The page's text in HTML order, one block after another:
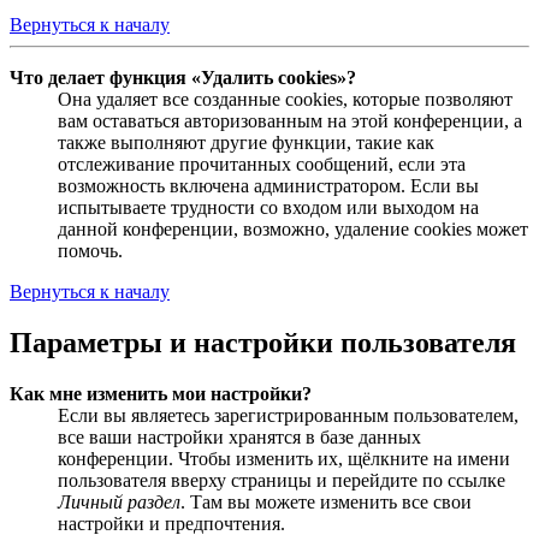
Вернуться к началу
Что делает функция «Удалить cookies»?
Она удаляет все созданные cookies, которые позволяют
вам оставаться авторизованным на этой конференции, а
также выполняют другие функции, такие как
отслеживание прочитанных сообщений, если эта
возможность включена администратором. Если вы
испытываете трудности со входом или выходом на
данной конференции, возможно, удаление cookies может
помочь.
Вернуться к началу
Параметры и настройки пользователя
Как мне изменить мои настройки?
Если вы являетесь зарегистрированным пользователем,
все ваши настройки хранятся в базе данных
конференции. Чтобы изменить их, щёлкните на имени
пользователя вверху страницы и перейдите по ссылке
Личный раздел. Там вы можете изменить все свои
настройки и предпочтения.